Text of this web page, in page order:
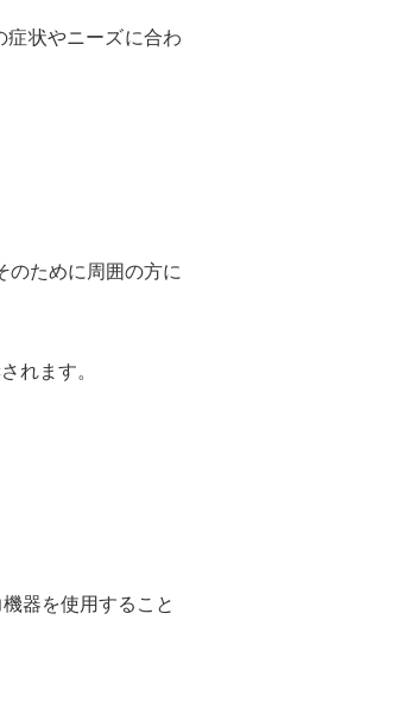
状やニーズに合わ
ために周囲の方に
れます。
器を使用すること